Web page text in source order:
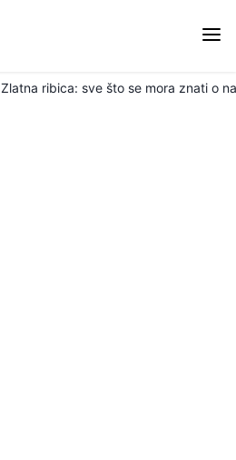
Zlatna ribica: sve što se mora znati o